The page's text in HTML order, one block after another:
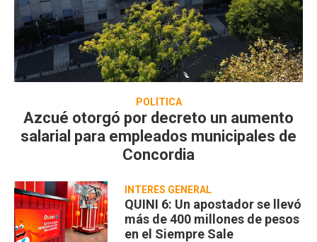
POLÍTICA
Azcué otorgó por decreto un aumento
salarial para empleados municipales de
Concordia
INTERÉS GENERAL
QUINI 6: Un apostador se llevó
más de 400 millones de pesos
en el Siempre Sale